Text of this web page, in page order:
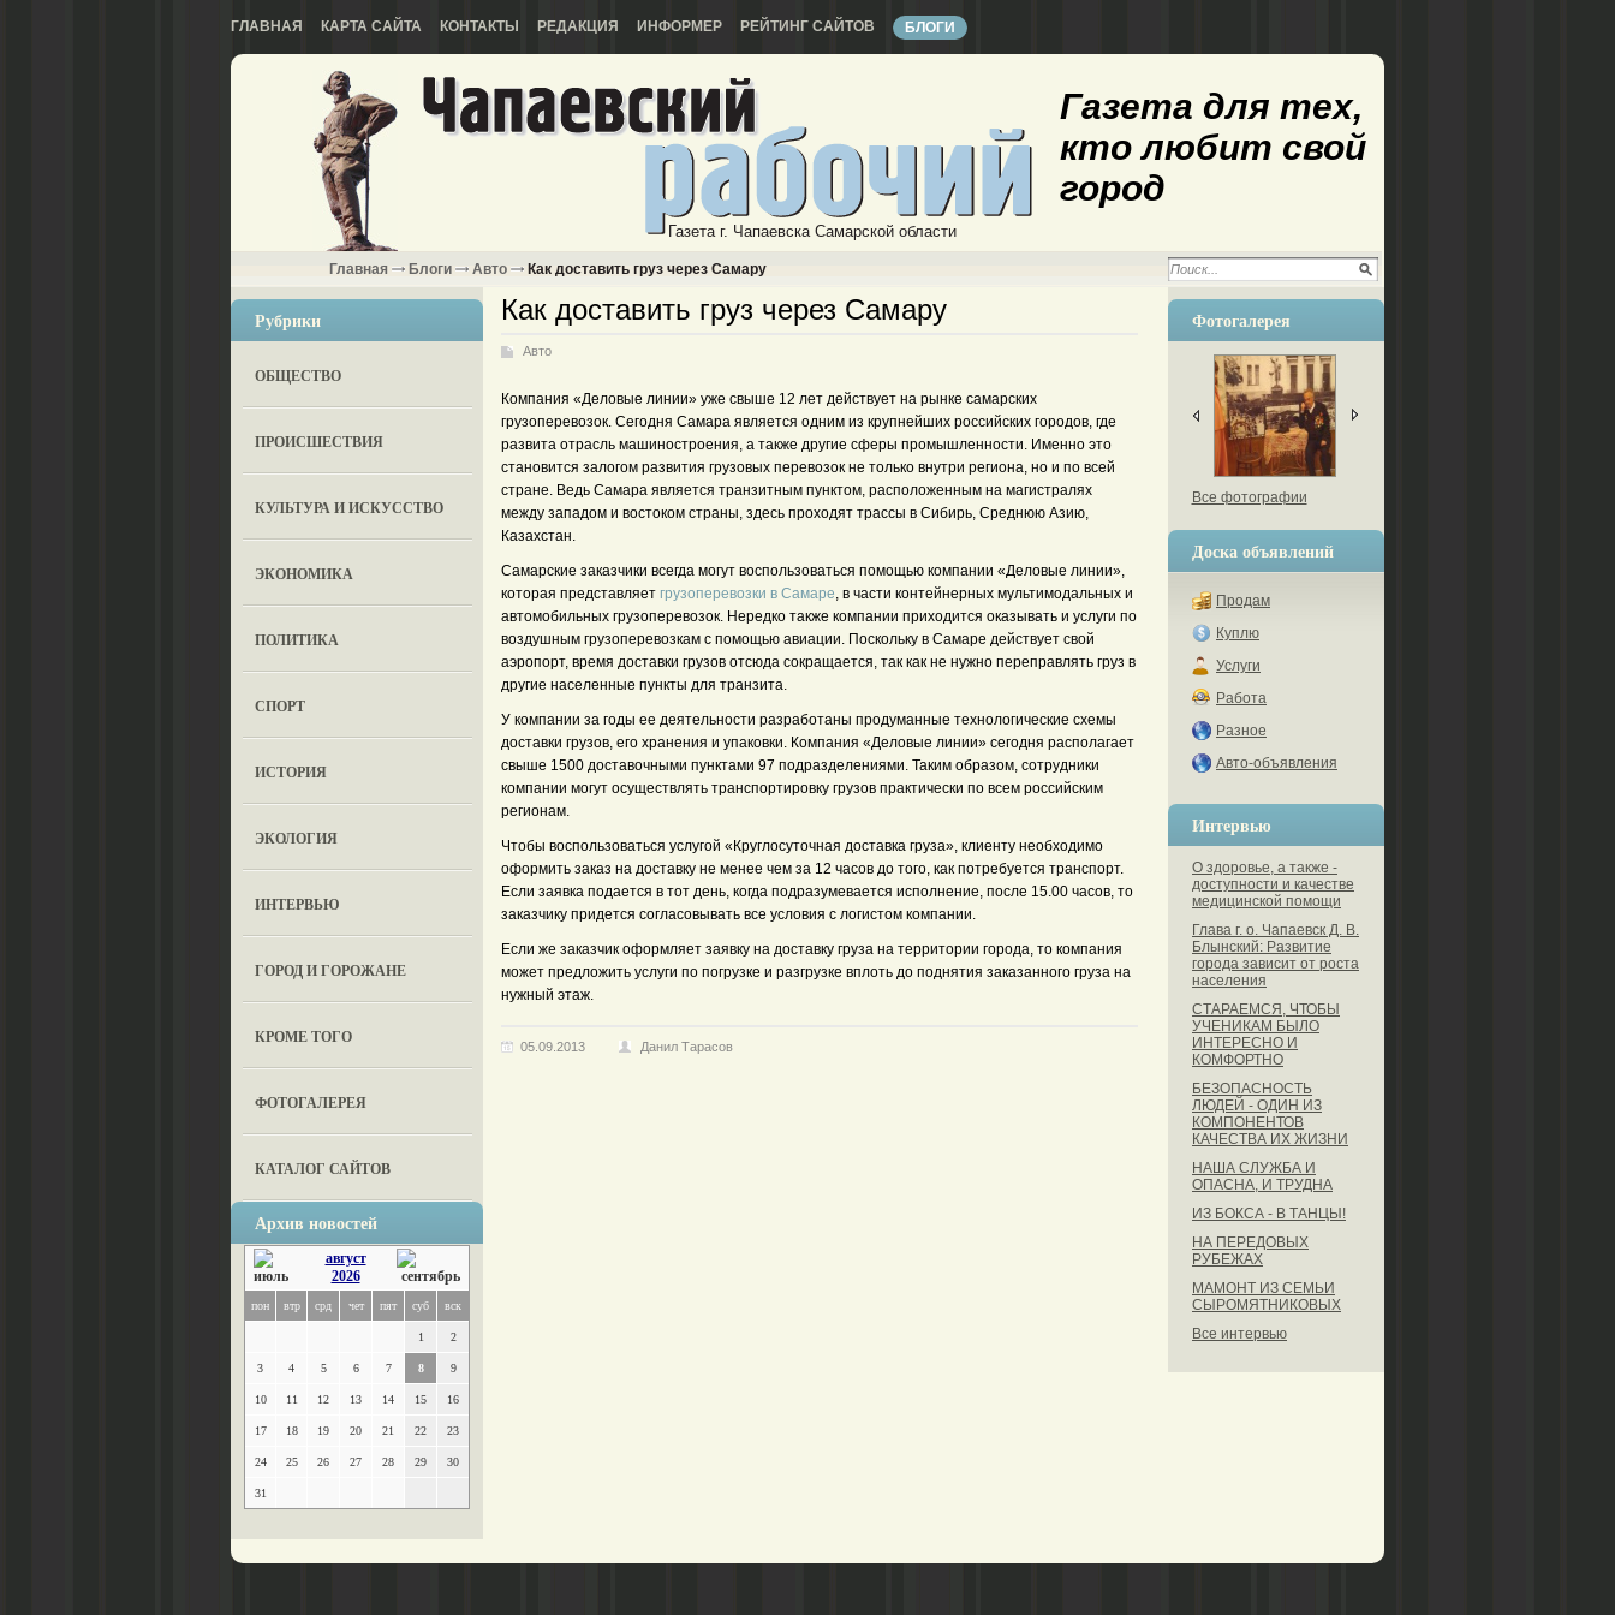
ГЛАВНАЯ КАРТА САЙТА КОНТАКТЫ РЕДАКЦИЯ ИНФОРМЕР РЕЙТИНГ САЙТОВ БЛОГИ
Газета г. Чапаевска Самарской области
Газета для тех,
кто любит свой
город
Главная Блоги Авто Как доставить груз через Самару
Рубрики
ОБЩЕСТВО
ПРОИСШЕСТВИЯ
КУЛЬТУРА И ИСКУССТВО
ЭКОНОМИКА
ПОЛИТИКА
СПОРТ
ИСТОРИЯ
ЭКОЛОГИЯ
ИНТЕРВЬЮ
ГОРОД И ГОРОЖАНЕ
КРОМЕ ТОГО
ФОТОГАЛЕРЕЯ
КАТАЛОГ САЙТОВ
Архив новостей
август
2026
пон втр срд чет пят суб вск
1 2
3 4 5 6 7 8 9
10 11 12 13 14 15 16
17 18 19 20 21 22 23
24 25 26 27 28 29 30
31
Как доставить груз через Самару
Авто
Компания «Деловые линии» уже свыше 12 лет действует на рынке самарских
грузоперевозок. Сегодня Самара является одним из крупнейших российских городов, где
развита отрасль машиностроения, а также другие сферы промышленности. Именно это
становится залогом развития грузовых перевозок не только внутри региона, но и по всей
стране. Ведь Самара является транзитным пунктом, расположенным на магистралях
между западом и востоком страны, здесь проходят трассы в Сибирь, Среднюю Азию,
Казахстан.
Самарские заказчики всегда могут воспользоваться помощью компании «Деловые линии»,
которая представляет грузоперевозки в Самаре, в части контейнерных мультимодальных и
автомобильных грузоперевозок. Нередко также компании приходится оказывать и услуги по
воздушным грузоперевозкам с помощью авиации. Поскольку в Самаре действует свой
аэропорт, время доставки грузов отсюда сокращается, так как не нужно переправлять груз в
другие населенные пункты для транзита.
У компании за годы ее деятельности разработаны продуманные технологические схемы
доставки грузов, его хранения и упаковки. Компания «Деловые линии» сегодня располагает
свыше 1500 доставочными пунктами 97 подразделениями. Таким образом, сотрудники
компании могут осуществлять транспортировку грузов практически по всем российским
регионам.
Чтобы воспользоваться услугой «Круглосуточная доставка груза», клиенту необходимо
оформить заказ на доставку не менее чем за 12 часов до того, как потребуется транспорт.
Если заявка подается в тот день, когда подразумевается исполнение, после 15.00 часов, то
заказчику придется согласовывать все условия с логистом компании.
Если же заказчик оформляет заявку на доставку груза на территории города, то компания
может предложить услуги по погрузке и разгрузке вплоть до поднятия заказанного груза на
нужный этаж.
05.09.2013 Данил Тарасов
Фотогалерея
Все фотографии
Доска объявлений
Продам
Куплю
Услуги
Работа
Разное
Авто-объявления
Интервью
О здоровье, а также -
доступности и качестве
медицинской помощи
Глава г. о. Чапаевск Д. В.
Блынский: Развитие
города зависит от роста
населения
СТАРАЕМСЯ, ЧТОБЫ
УЧЕНИКАМ БЫЛО
ИНТЕРЕСНО И
КОМФОРТНО
БЕЗОПАСНОСТЬ
ЛЮДЕЙ - ОДИН ИЗ
КОМПОНЕНТОВ
КАЧЕСТВА ИХ ЖИЗНИ
НАША СЛУЖБА И
ОПАСНА, И ТРУДНА
ИЗ БОКСА - В ТАНЦЫ!
НА ПЕРЕДОВЫХ
РУБЕЖАХ
МАМОНТ ИЗ СЕМЬИ
СЫРОМЯТНИКОВЫХ
Все интервью